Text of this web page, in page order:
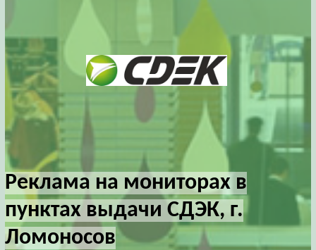
Реклама на мониторах в
пунктах выдачи СДЭК, г.
Ломоносов